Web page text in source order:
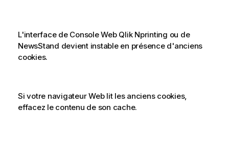
L'interface de Console Web Qlik Nprinting ou de
NewsStand devient instable en présence d'anciens
cookies.
Si votre navigateur Web lit les anciens cookies,
effacez le contenu de son cache.